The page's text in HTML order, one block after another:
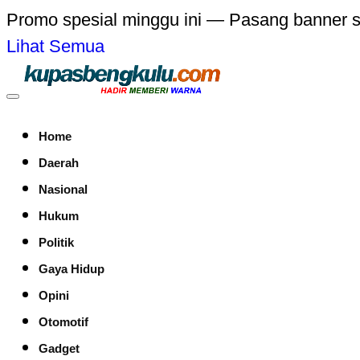
Promo spesial minggu ini — Pasang banner
Lihat Semua
Home
Daerah
Nasional
Hukum
Politik
Gaya Hidup
Opini
Otomotif
Gadget